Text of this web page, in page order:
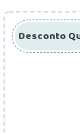
Desconto